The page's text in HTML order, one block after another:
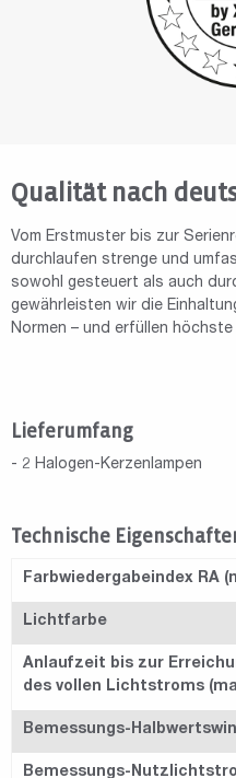
Qualität nach
Vom Erstmuster bis zur
durchlaufen strenge und
sowohl gesteuert als auch
gewährleisten wir die
Normen – und erfüllen höchste
Lieferumfang
- 2 Halogen-Kerzenlampen
Technische
Farbwiedergabeindex RA
Lichtfarbe
Anlaufzeit bis zur
des vollen Lichtstroms
Bemessungs-
Bemessungs-